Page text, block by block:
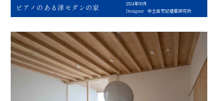
ピアノのある洋モダンの家
2024年09月
Designer
中土居宏紀建築研究所